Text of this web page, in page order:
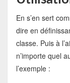
En s’en sert
dire en
classe. Puis à
n’importe quel
l’exemple :